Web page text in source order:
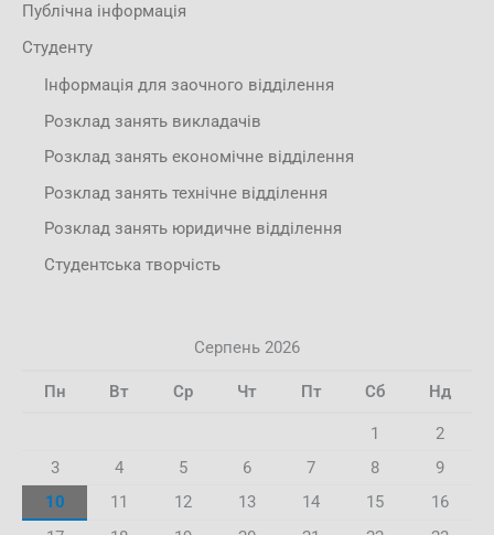
Публічна інформація
Студенту
Інформація для заочного відділення
Розклад занять викладачів
Розклад занять економічне відділення
Розклад занять технічне відділення
Розклад занять юридичне відділення
Студентська творчість
Серпень 2026
Пн Вт Ср Чт Пт Сб Нд
1
2
3
4 5 6 7 8
9
10
11 12 13 14 15
16